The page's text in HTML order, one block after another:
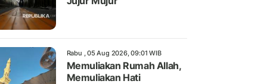
Rabu , 05 Aug 2026, 09:01 WIB
Memuliakan Rumah Allah,
Memuliakan Hati